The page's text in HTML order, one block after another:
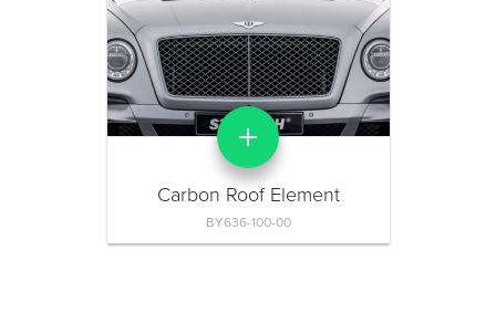
Carbon Roof Element
BY636-100-00